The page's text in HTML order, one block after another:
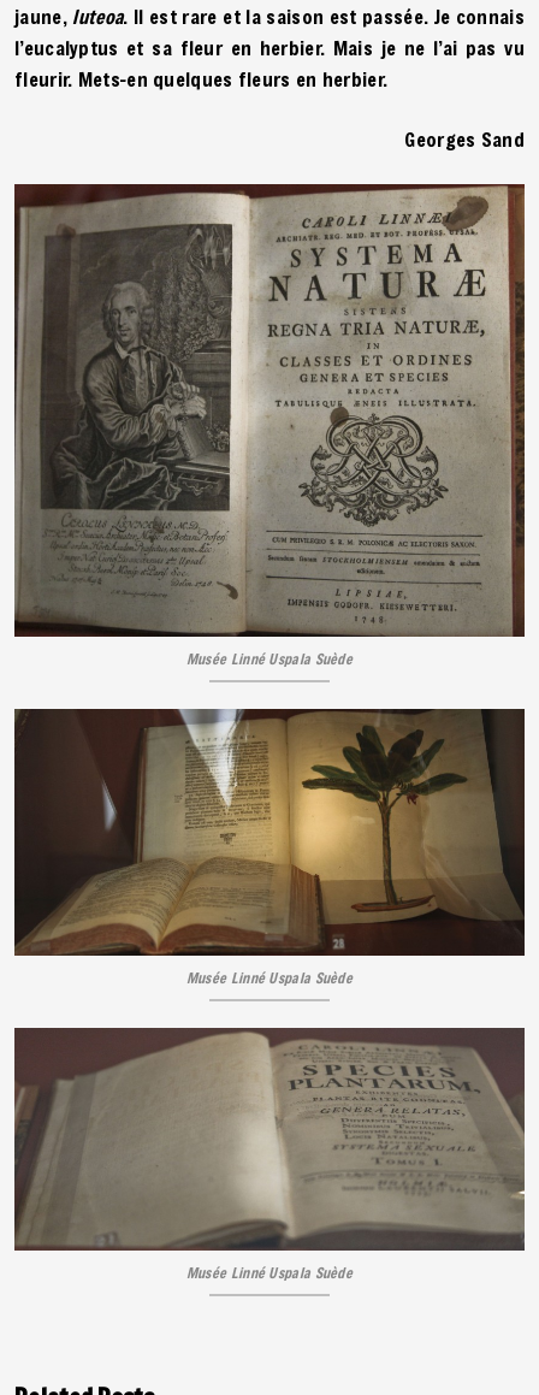
jaune, luteoa. Il est rare et la saison est passée. Je connais
l’eucalyptus et sa fleur en herbier. Mais je ne l’ai pas vu
fleurir. Mets-en quelques fleurs en herbier.
Georges Sand
Musée Linné Uspala Suède
Musée Linné Uspala Suède
Musée Linné Uspala Suède